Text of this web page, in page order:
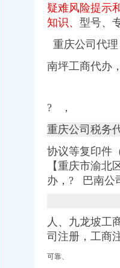
服务
建议_创业家园_天涯论坛_
格,图片_上海好品商
民铁道网
国制造网,武汉网通知
坛_天涯社区
务会计_商贸服务网络服
离案公司呢？（页1）-
理注册外贸公司-企汇网
便利途径_搜狐财经_搜狐网
制造网,武汉网通知
务会计_商贸服务网络服
疑难风险提示
知识、 型号、
重庆公司代
南坪工商代办
? ，
重庆公司税务
协议等复印件
【重庆市渝
办， ? 巴南公
人、九龙坡工
司注册，工商
可靠、